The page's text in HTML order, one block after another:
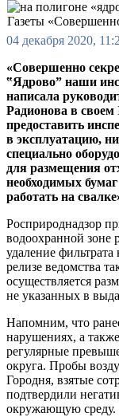
04 декабря 2020,
«Совершенно
‟Ядровоˮ наши
написала
Радионова в
предоставить
в эксплуатацию,
специально
для размещения
необходимых
работать на
Росприроднадзор
водоохранной зоне
удаление
релизе ведомства
осуществляется
не указанных в
Напомним, что
нарушениях, а
регулярные
округа. Пробы
Городня, взятые
подтвердили
окружающую среду.